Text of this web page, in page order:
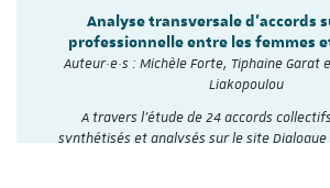
Analyse transversale d'accords
professionnelle entre les femmes
Auteur·e·s : Michèle Forte, Tiphaine Garat
Liakopoulou
A travers l’étude de 24 accords
synthétisés et analysés sur le site